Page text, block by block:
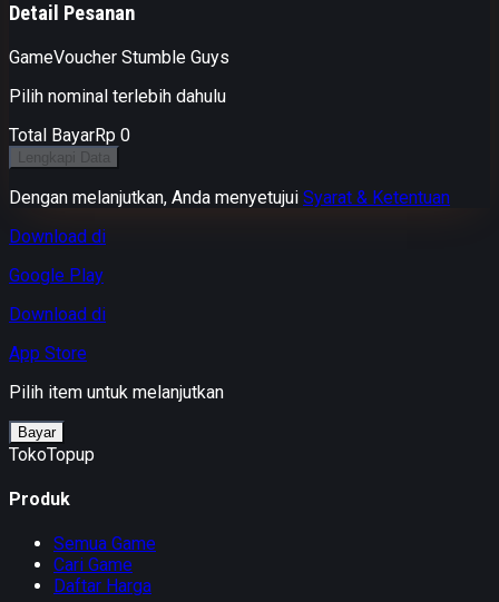
Detail Pesanan
GameVoucher Stumble Guys
Pilih nominal terlebih dahulu
Total BayarRp 0
Lengkapi Data
Dengan melanjutkan, Anda menyetujui Syarat & Ketentuan
Download di
Google Play
Download di
App Store
Pilih item untuk melanjutkan
Bayar
TokoTopup
Produk
Semua Game
Cari Game
Daftar Harga